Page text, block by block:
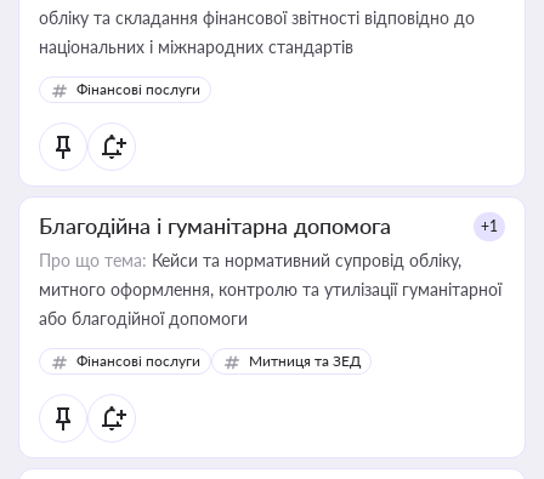
обліку та складання фінансової звітності відповідно до
національних і міжнародних стандартів
Фінансові послуги
Благодійна і гуманітарна допомога +1
Про що тема: Кейси та нормативний супровід обліку,
митного оформлення, контролю та утилізації гуманітарної
або благодійної допомоги
Фінансові послуги Митниця та ЗЕД